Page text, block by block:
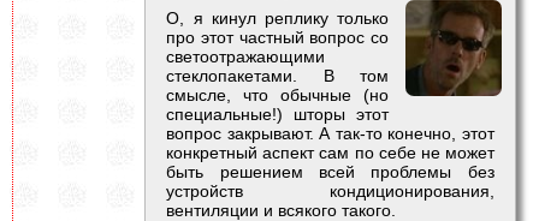
О, я кинул реплику только
про этот частный вопрос со
светоотражающими
стеклопакетами. В том
смысле, что обычные (но
специальные!) шторы этот
вопрос закрывают. А так-то конечно, этот
конкретный аспект сам по себе не может
быть решением всей проблемы без
устройств кондиционирования,
вентиляции и всякого такого.